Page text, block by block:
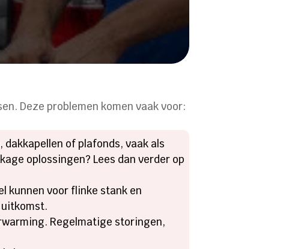
Deze problemen komen vaak voor:
of plafonds, vaak als
oplossingen? Lees dan verder op
kunnen voor flinke stank en
Regelmatige storingen,